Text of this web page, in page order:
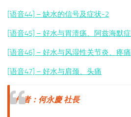
[语音44] – 缺水的信号及症状-2
[语音45] – 好水与胃溃疡、阿兹海默症
[语音46] – 好水与风湿性关节炎、疼痛
[语音47] – 好水与肩颈、头痛
作者：何永慶 社長